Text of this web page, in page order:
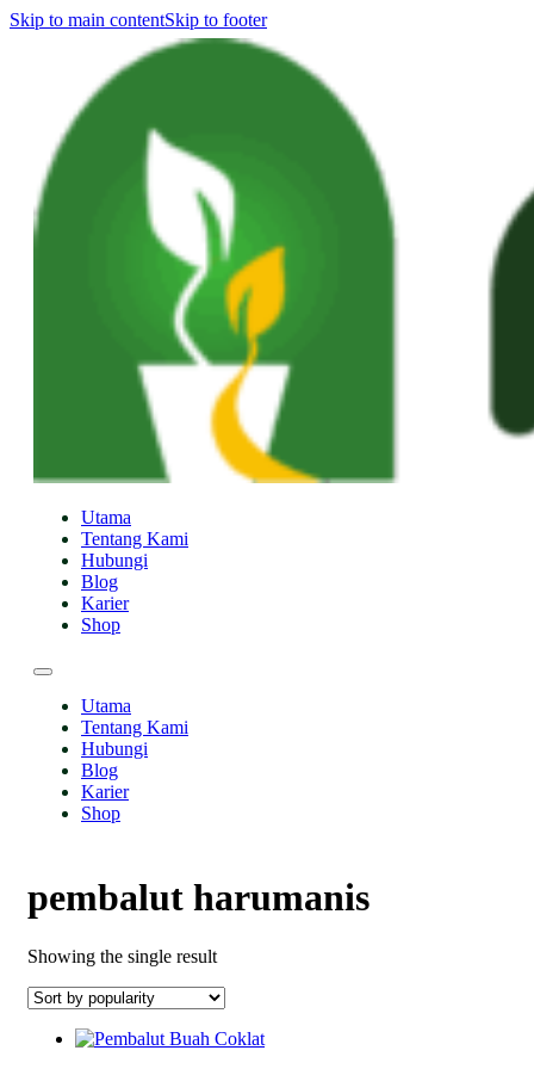
Skip to main contentSkip to footer
Utama
Tentang Kami
Hubungi
Blog
Karier
Shop
Utama
Tentang Kami
Hubungi
Blog
Karier
Shop
pembalut harumanis
Showing the single result